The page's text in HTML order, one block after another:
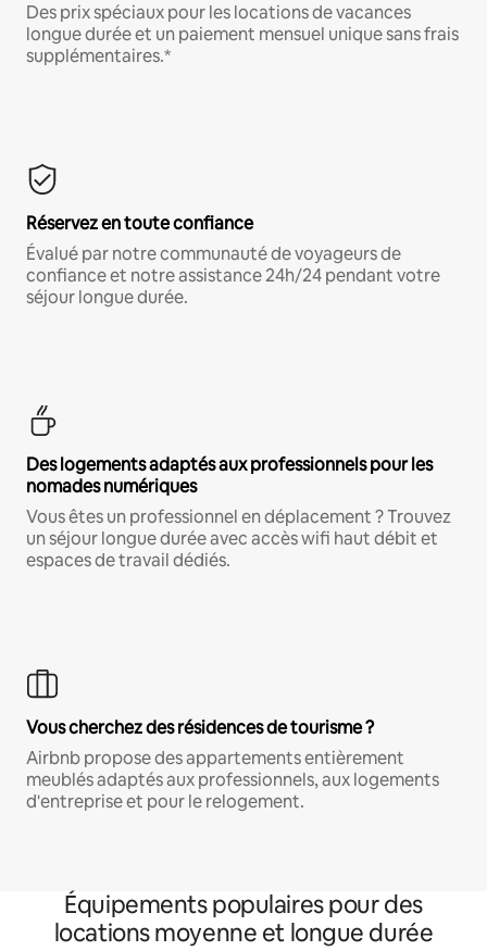
Des prix spéciaux pour les locations de vacances
longue durée et un paiement mensuel unique sans frais
supplémentaires.*
Réservez en toute confiance
Évalué par notre communauté de voyageurs de
confiance et notre assistance 24h/24 pendant votre
séjour longue durée.
Des logements adaptés aux professionnels pour les
nomades numériques
Vous êtes un professionnel en déplacement ? Trouvez
un séjour longue durée avec accès wifi haut débit et
espaces de travail dédiés.
Vous cherchez des résidences de tourisme ?
Airbnb propose des appartements entièrement
meublés adaptés aux professionnels, aux logements
d'entreprise et pour le relogement.
Équipements populaires pour des
locations moyenne et longue durée